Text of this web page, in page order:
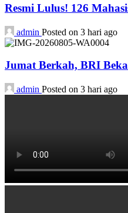
Resmi Lulus! 126
admin Posted on 3 hari ago
Jumat Berkah, BRI
admin Posted on 3 hari ago